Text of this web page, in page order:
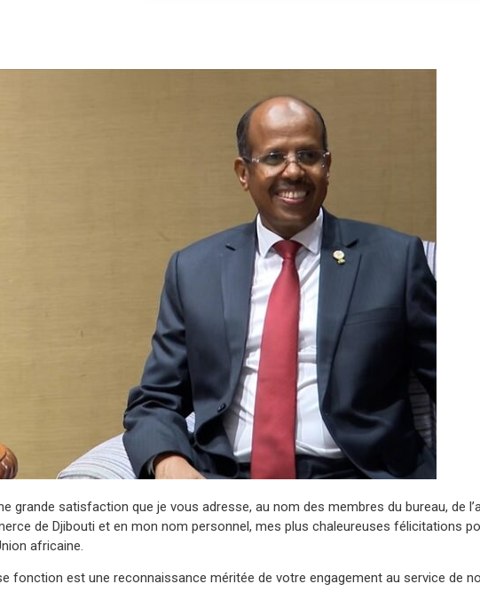
grande satisfaction que je vous adresse, au nom des membres du bureau, de
de Djibouti et en mon nom personnel, mes plus chaleureuses félicitations
africaine.
fonction est une reconnaissance méritée de votre engagement au service de